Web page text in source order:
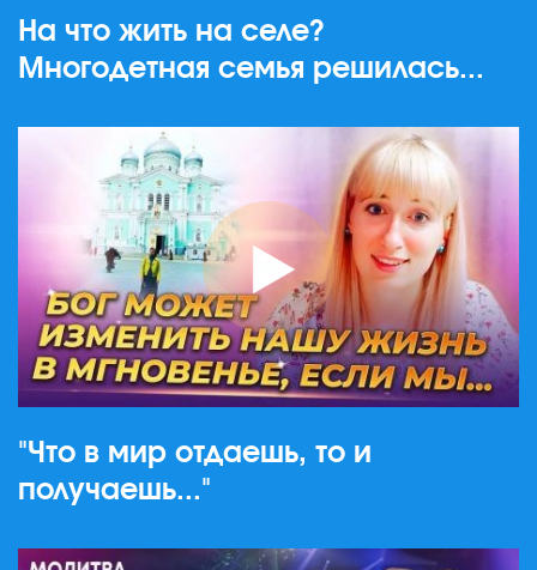
На что жить на селе?
Многодетная семья решилась...
"Что в мир отдаешь, то и
получаешь..."